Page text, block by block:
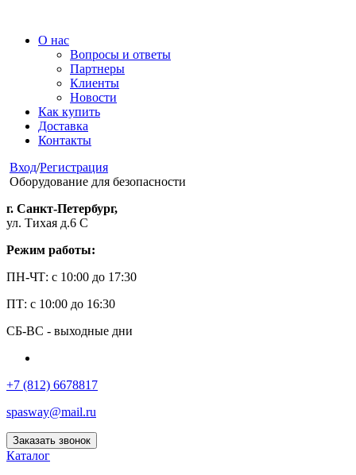
О нас
Вопросы и ответы
Партнеры
Клиенты
Новости
Как купить
Доставка
Контакты
Вход/Регистрация
Оборудование для безопасности
г. Санкт-Петербург,
ул. Тихая д.6 С
Режим работы:
ПН-ЧТ: с 10:00 до 17:30
ПТ: с 10:00 до 16:30
СБ-ВС - выходные дни
+7 (812) 6678817
spasway@mail.ru
Заказать звонок
Каталог